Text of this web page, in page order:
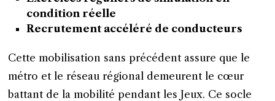
condition réelle
Recrutement accéléré de conducteurs
Cette mobilisation sans précédent assure que le
métro et le réseau régional demeurent le cœur
battant de la mobilité pendant les Jeux. Ce socle